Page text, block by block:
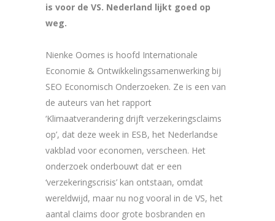
is voor de VS. Nederland lijkt goed op
weg.
Nienke Oomes is hoofd Internationale
Economie & Ontwikkelingssamenwerking bij
SEO Economisch Onderzoeken. Ze is een van
de auteurs van het rapport
‘Klimaatverandering drijft verzekeringsclaims
op’, dat deze week in ESB, het Nederlandse
vakblad voor economen, verscheen. Het
onderzoek onderbouwt dat er een
‘verzekeringscrisis’ kan ontstaan, omdat
wereldwijd, maar nu nog vooral in de VS, het
aantal claims door grote bosbranden en